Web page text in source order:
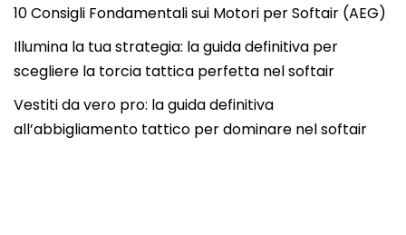
10 Consigli Fondamentali sui Motori per Softair (AEG)
Illumina la tua strategia: la guida definitiva per
scegliere la torcia tattica perfetta nel softair
Vestiti da vero pro: la guida definitiva
all’abbigliamento tattico per dominare nel softair